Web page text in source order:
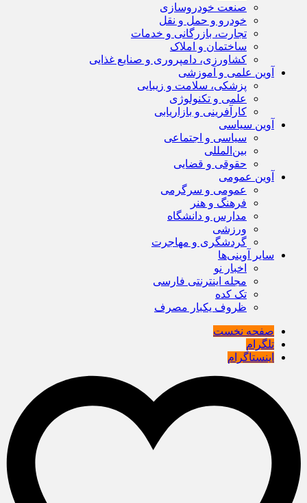
صنعت خودروسازی
خودرو و حمل و نقل
تجارت، بازرگانی و خدمات
ساختمان و املاک
کشاورزی، دامپروری و صنایع غذایی
آوین علمی و آموزشی
پزشکی، سلامت و زیبایی
علمی و تکنولوژی
کارآفرینی و بازاریابی
آوین سیاسی
سیاسی و اجتماعی
بین‌المللی
حقوقی و قضایی
آوین عمومی
عمومی و سرگرمی
فرهنگ و هنر
مدارس و دانشگاه
ورزشی
گردشگری و مهاجرت
سایر آوینی‌ها
اخبار نو
مجله اینترنتی فارسی
تک کده
ظروف یکبار مصرف
صفحه نخست
تلگرام
اینستاگرام